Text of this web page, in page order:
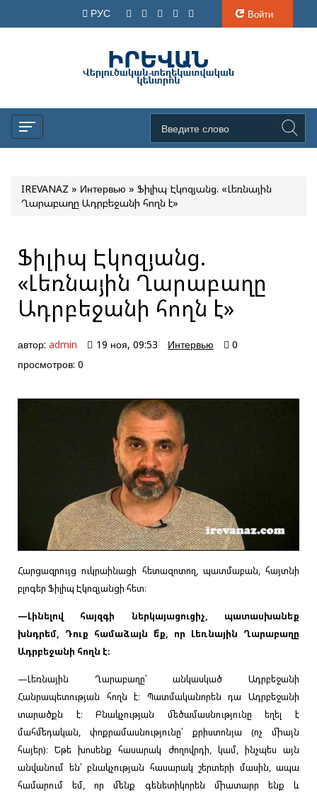
РУС Войти
IREVANAZ » Интервью » Ֆիլիպ Էկոզյանց. «Լեռնային
Ղարաբաղը Ադրբեջանի հողն է»
Ֆիլիպ Էկոզյանց.
«Լեռնային Ղարաբաղը
Ադրբեջանի հողն է»
автор: admin 19 ноя, 09:53 Интервью
0
просмотров: 0
Հարցազրույց ուկրաինացի հետազոտող, պատմաբան, հայտնի
բլոգեր Ֆիլիպ Էկոզյանցի հետ։
—Լինելով հայզգի ներկայացուցիչ, պատասխանեք
խնդրեմ, Դուք համաձայն ե՞ք, որ Լեռնային Ղարաբաղը
Ադրբեջանի հողն է։
—Լեռնային Ղարաբաղը՝ անկասկած Ադրբեջանի
Հանրապետության հողն է։ Պատմականորեն դա Ադրբեջանի
տարածքն է։ Բնակչության մեծամասնությունը եղել է
մահմեդական, փոքրամասնությունը՝ քրիստոնյա (ոչ միայն
հայեր)։ Եթե խոսենք հասարակ ժողովրդի, կամ, ինչպես այն
անվանում են՝ բնակչության հասարակ շերտերի մասին, ապա
համարում եմ, որ մենք գենետիկորեն միատարր ենք և